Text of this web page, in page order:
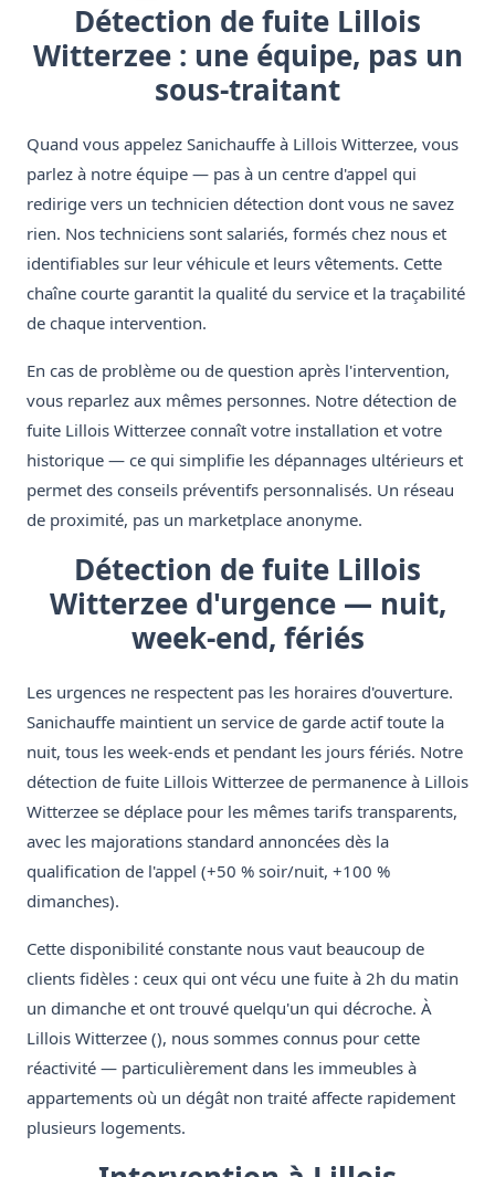
Détection de fuite Lillois
Witterzee : une équipe, pas un
sous-traitant
Quand vous appelez Sanichauffe à Lillois Witterzee, vous
parlez à notre équipe — pas à un centre d'appel qui
redirige vers un technicien détection dont vous ne savez
rien. Nos techniciens sont salariés, formés chez nous et
identifiables sur leur véhicule et leurs vêtements. Cette
chaîne courte garantit la qualité du service et la traçabilité
de chaque intervention.
En cas de problème ou de question après l'intervention,
vous reparlez aux mêmes personnes. Notre détection de
fuite Lillois Witterzee connaît votre installation et votre
historique — ce qui simplifie les dépannages ultérieurs et
permet des conseils préventifs personnalisés. Un réseau
de proximité, pas un marketplace anonyme.
Détection de fuite Lillois
Witterzee d'urgence — nuit,
week-end, fériés
Les urgences ne respectent pas les horaires d'ouverture.
Sanichauffe maintient un service de garde actif toute la
nuit, tous les week-ends et pendant les jours fériés. Notre
détection de fuite Lillois Witterzee de permanence à Lillois
Witterzee se déplace pour les mêmes tarifs transparents,
avec les majorations standard annoncées dès la
qualification de l'appel (+50 % soir/nuit, +100 %
dimanches).
Cette disponibilité constante nous vaut beaucoup de
clients fidèles : ceux qui ont vécu une fuite à 2h du matin
un dimanche et ont trouvé quelqu'un qui décroche. À
Lillois Witterzee (), nous sommes connus pour cette
réactivité — particulièrement dans les immeubles à
appartements où un dégât non traité affecte rapidement
plusieurs logements.